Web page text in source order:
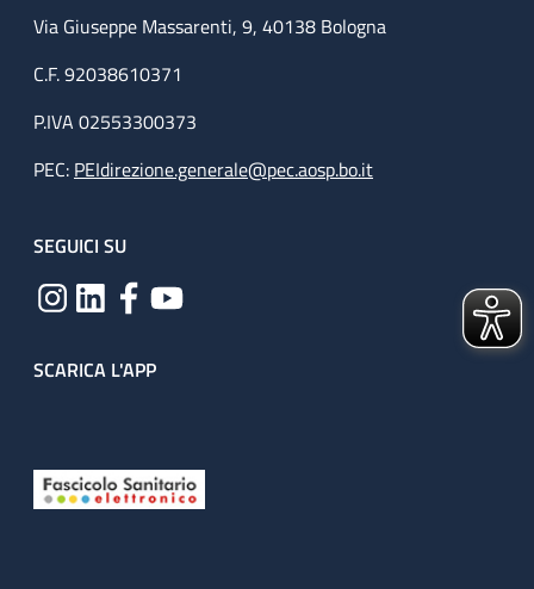
Via Giuseppe Massarenti, 9, 40138 Bologna
C.F. 92038610371
P.IVA 02553300373
PEC: PEIdirezione.generale@pec.aosp.bo.it
SEGUICI SU
SCARICA L'APP